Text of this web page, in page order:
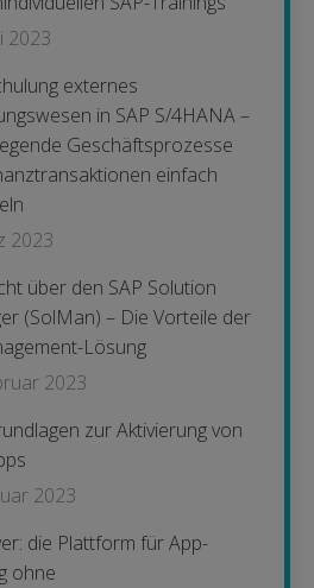
2023
externes
in SAP S/4HANA –
Geschäftsprozesse
einfach
2023
über den SAP Solution
(SolMan) – Die Vorteile der
Lösung
2023
zur Aktivierung von
2023
die Plattform für App-
ohne